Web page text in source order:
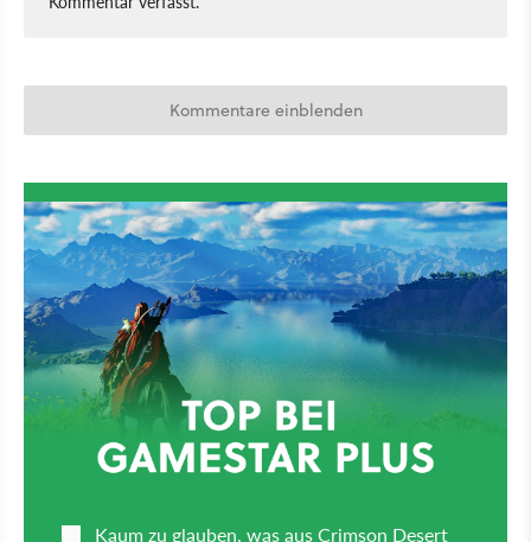
Kommentare einblenden